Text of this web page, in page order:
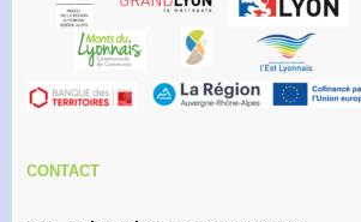
CONTACT